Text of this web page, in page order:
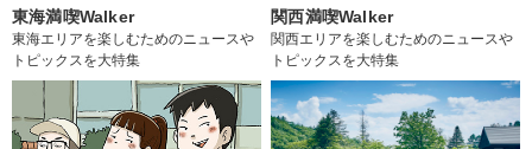
東海満喫Walker
東海エリアを楽しむためのニュースや
トピックスを大特集
関西満喫Walker
関西エリアを楽しむためのニュースや
トピックスを大特集